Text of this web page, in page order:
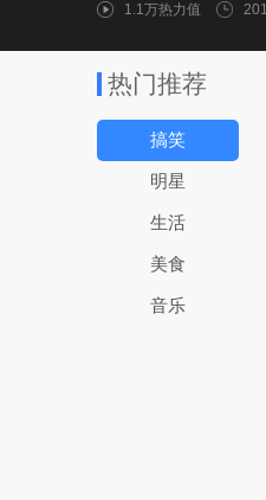
1.1万热力值
热门推荐
搞笑
明星
生活
美食
音乐